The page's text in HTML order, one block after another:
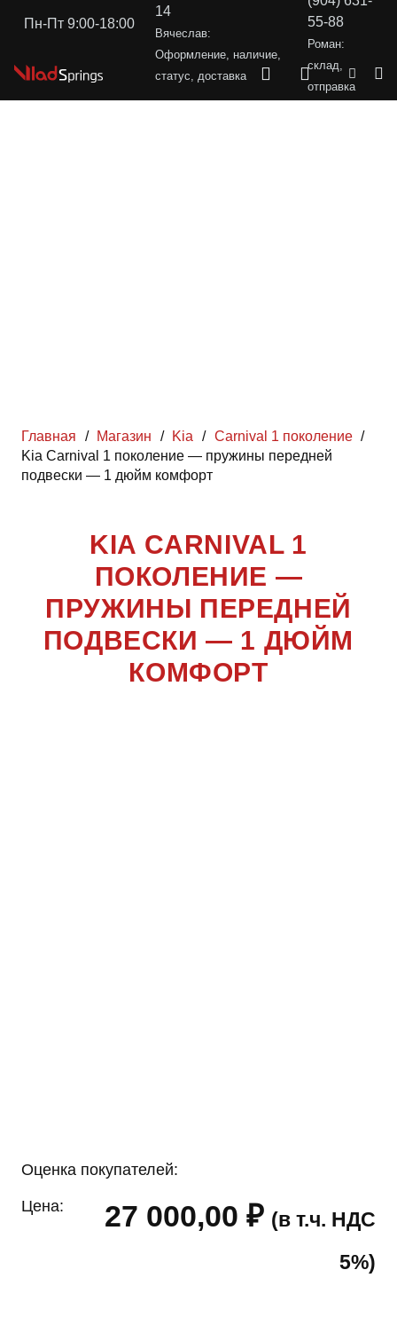
Пн-Пт 9:00-18:00
14
Вячеслав:
Оформление, наличие,
статус, доставка
55-88
Роман:
склад,
отправка
Главная / Магазин / Kia / Carnival 1 поколение /
Kia Carnival 1 поколение — пружины передней
подвески — 1 дюйм комфорт
KIA CARNIVAL 1
ПОКОЛЕНИЕ —
ПРУЖИНЫ ПЕРЕДНЕЙ
ПОДВЕСКИ — 1 ДЮЙМ
КОМФОРТ
Оценка покупателей:
Цена: 27 000,00 ₽ (в т.ч. НДС
5%)